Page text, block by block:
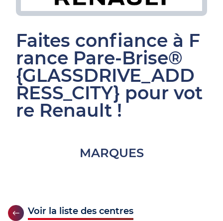
Faites confiance à F
rance Pare-Brise®
{GLASSDRIVE_ADD
RESS_CITY} pour vot
re Renault !
MARQUES
Voir la liste des centres